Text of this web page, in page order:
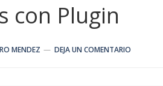
con Plugin
MENDEZ DEJA UN COMENTARIO